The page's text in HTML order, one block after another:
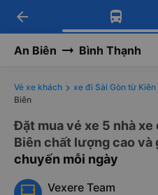
Tải app
Nhận ưu đãi
Tải app Vexere
-30k/ghế khi
arrow_back
An Biên Bình Thạnh
Vé xe khách xe đi Sài Gòn từ Kiên
Biên
Đặt mua vé xe 5 nhà
Biên chất lượng cao và
chuyến mỗi ngày
Vexere Team